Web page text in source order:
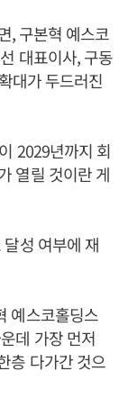
, 구본혁 예스코
대표이사, 구동
대가 두드러진
이 2029년까지 회
열릴 것이란 게
성 여부에 재
예스코홀딩스
데 가장 먼저
층 다가간 것으